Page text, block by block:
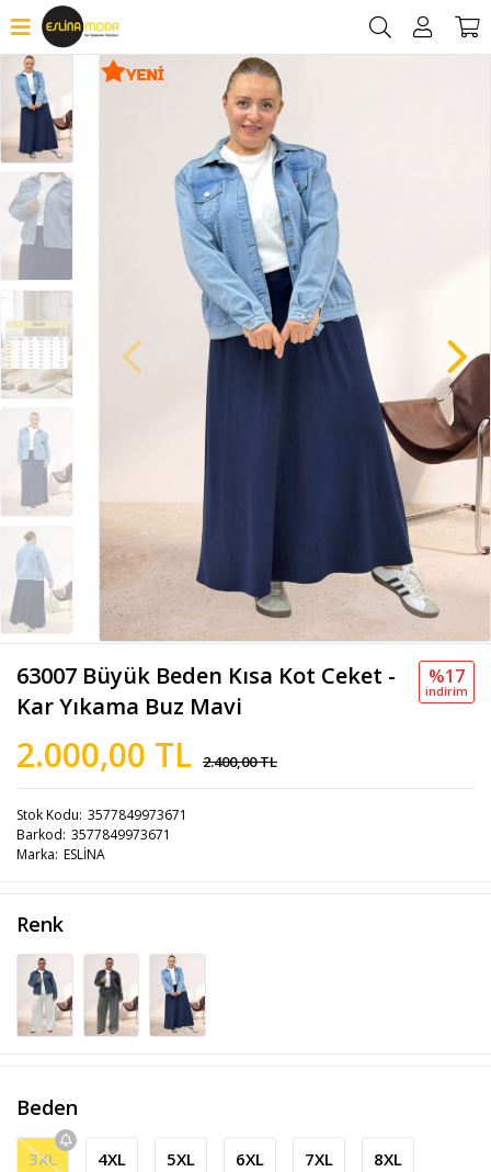
63007 Büyük Beden Kısa Kot Ceket -
Kar Yıkama Buz Mavi
2.000,00 TL 2.400,00 TL
%17
i̇ndi̇ri̇m
Stok Kodu 3577849973671
Barkod 3577849973671
Marka ESLİNA
Renk
Beden
3XL 4XL 5XL 6XL 7XL 8XL